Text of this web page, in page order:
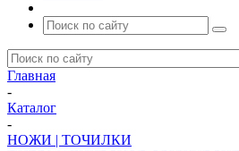
Главная
-
Каталог
-
НОЖИ | ТОЧИЛКИ